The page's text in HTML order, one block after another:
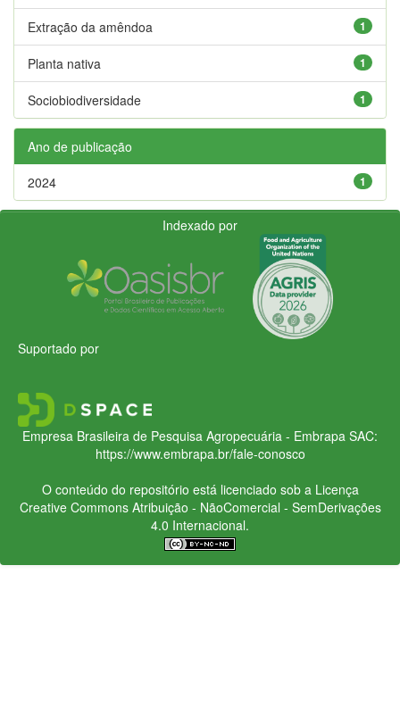
1
Extração da amêndoa
1
Planta nativa
1
Sociobiodiversidade
Ano de publicação
1
2024
Indexado por
Suportado por
Empresa Brasileira de Pesquisa Agropecuária - Embrapa SAC:
https://www.embrapa.br/fale-conosco
O conteúdo do repositório está licenciado sob a Licença
Creative CommonsAtribuição - NãoComercial - SemDerivações
4.0 Internacional.